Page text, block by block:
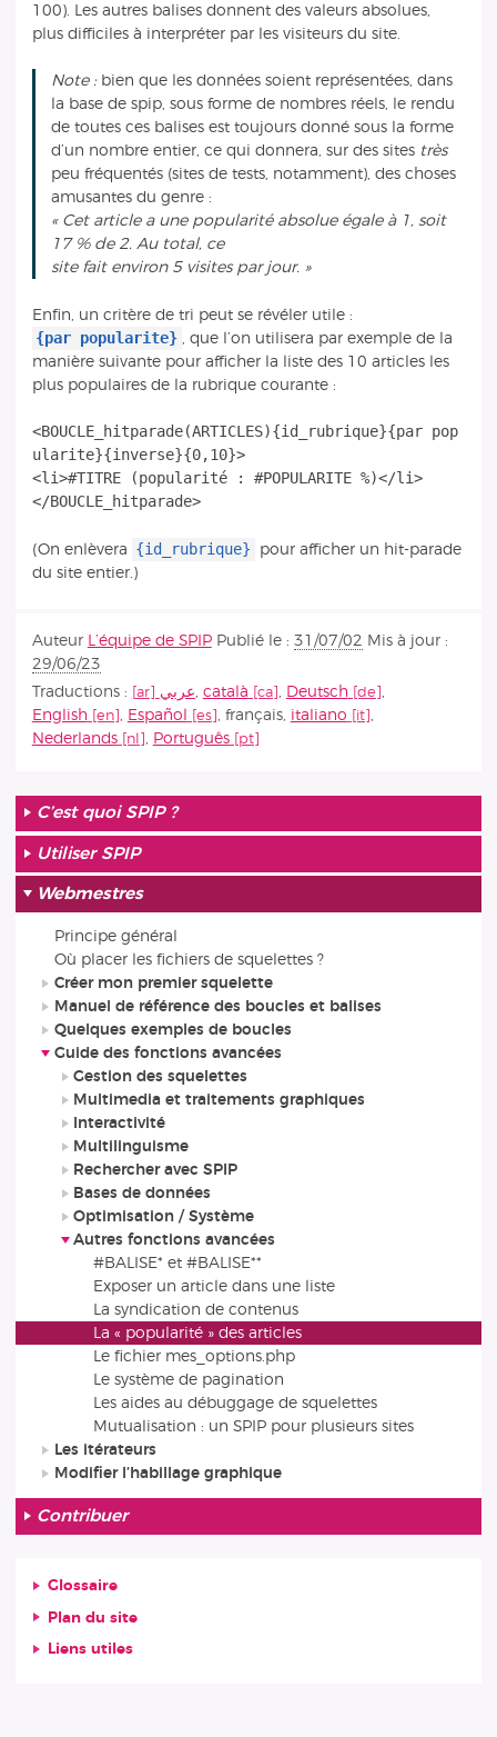
100). Les autres balises donnent des valeurs absolues,
plus difficiles à interpréter par les visiteurs du site.
Note :bien que les données soient représentées, dans
la base de spip, sous forme de nombres réels, le rendu
de toutes ces balises est toujours donné sous la forme
d’un nombre entier, ce qui donnera, sur des sites très
peu fréquentés (sites de tests, notamment), des choses
amusantes du genre :
« Cet article a une popularité absolue égale à 1, soit
17 % de 2. Au total, ce
site fait environ 5 visites par jour. »
Enfin, un critère de tri peut se révéler utile :
{par popularite}
, que l’on utilisera par exemple de la
manière suivante pour afficher la liste des 10 articles les
plus populaires de la rubrique courante :
<BOUCLE_hitparade(ARTICLES){id_rubrique}{par pop
ularite}{inverse}{0,10}>
<li>#TITRE (popularité : #POPULARITE %)</li>
</BOUCLE_hitparade>
(On enlèvera {id_rubrique}
pour afficher un hit-parade
du site entier.)
Auteur L’équipe de SPIP Publié le : 31/07/02 Mis à jour :
29/06/23
Traductions :
عربي, català , Deutsch
,
English
, Español , français, italiano
,
Nederlands
, Português
C’est quoi SPIP ?
Utiliser SPIP
Webmestres
Principe général
Où placer les fichiers de squelettes ?
Créer mon premier squelette
Manuel de référence des boucles et balises
Quelques exemples de boucles
Guide des fonctions avancées
Gestion des squelettes
Multimedia et traitements graphiques
Interactivité
Multilinguisme
Rechercher avec SPIP
Bases de données
Optimisation / Système
Autres fonctions avancées
#BALISE* et #BALISE**
Exposer un article dans une liste
La syndication de contenus
La « popularité » des articles
Le fichier mes_options.php
Le système de pagination
Les aides au débuggage de squelettes
Mutualisation : un SPIP pour plusieurs sites
Les itérateurs
Modifier l’habillage graphique
Contribuer
Glossaire
Plan du site
Liens utiles